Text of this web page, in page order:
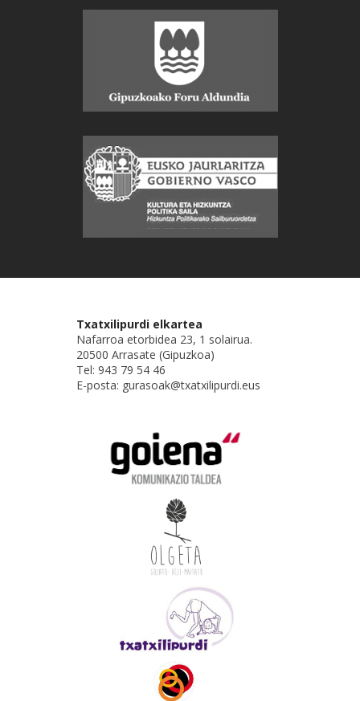
Txatxilipurdi elkartea
Nafarroa etorbidea 23, 1 solairua.
20500 Arrasate (Gipuzkoa)
Tel: 943 79 54 46
E-posta: gurasoak@txatxilipurdi.eus